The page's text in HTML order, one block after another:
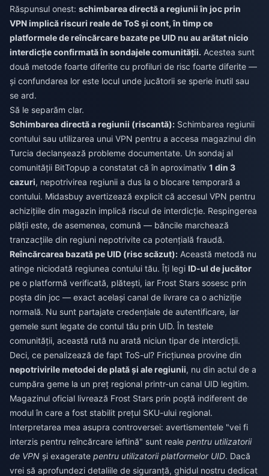
Răspunsul onest: schimbarea directă a regiunii în joc prin
VPN implică riscuri reale de ToS și cont, în timp ce
platformele de reîncărcare bazate pe UID nu au arătat nicio
interdicție confirmată în sondajele comunității. Acestea sunt
două metode foarte diferite cu profiluri de risc foarte diferite —
și confundarea lor este locul unde jucătorii se sperie inutil sau
se ard.
Să le separăm clar.
Schimbarea directă a regiunii (riscantă): Schimbarea regiunii
contului sau utilizarea unui VPN pentru a accesa magazinul din
Turcia declanșează probleme documentate. Un sondaj al
comunității BitTopup a constatat că în aproximativ 1 din 3
cazuri, nepotrivirea regiunii a dus la o blocare temporară a
contului. Midasbuy avertizează explicit că accesul VPN pentru
achizițiile din magazin implică riscul de interdicție. Respingerea
plății este, de asemenea, comună — băncile marchează
tranzacțiile din regiuni nepotrivite ca potențială fraudă.
Reîncărcarea bazată pe UID (risc scăzut): Această metodă nu
atinge niciodată regiunea contului tău. Îți legi ID-ul de jucător
pe o platformă verificată, plătești, iar Frost Stars sosesc prin
poșta din joc — exact același canal de livrare ca o achiziție
normală. Nu sunt partajate credențiale de autentificare, iar
gemele sunt legate de contul tău prin UID. În testele
comunității, această rută nu arată niciun tipar de interdicții.
Deci, ce penalizează de fapt ToS-ul? Fricțiunea provine din
nepotrivirile metodei de plată și ale regiunii, nu din actul de a
cumpăra geme la un preț regional printr-un canal UID legitim.
Magazinul oficial livrează Frost Stars prin poștă indiferent de
modul în care a fost stabilit prețul SKU-ului regional.
Interpretarea mea asupra controversei: avertismentele "vei fi
interzis pentru reîncărcare ieftină" sunt reale pentru utilizatorii
de VPN și exagerate pentru utilizatorii platformelor UID. Dacă
vrei să aprofundezi detaliile de siguranță, ghidul nostru dedicat